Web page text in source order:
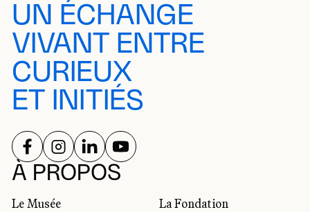
UN ÉCHANGE
VIVANT ENTRE
CURIEUX
ET INITIÉS
À PROPOS
Le Musée
La Fondation
RÉSEAUX SOCIAUX
SUIVEZ-NOUS SUR
SUIVEZ-NOUS SUR
SUIVEZ-NOUS SUR
SUIVEZ-NOUS SUR